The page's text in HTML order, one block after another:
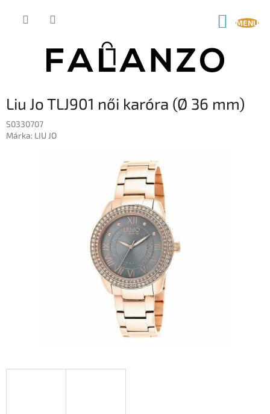
KOSÁR
Liu Jo TLJ901 női karóra (Ø 36 mm)
S0330707
Márka: LIU JO